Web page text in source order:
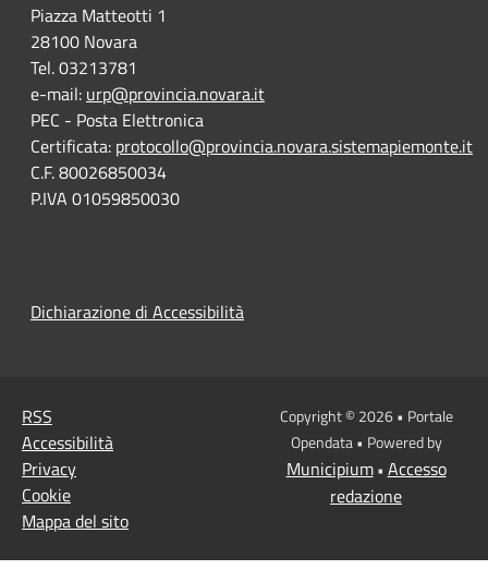
Piazza Matteotti 1
28100 Novara
Tel. 03213781
e-mail: urp@provincia.novara.it
PEC - Posta Elettronica
Certificata: protocollo@provincia.novara.sistemapiemonte.it
C.F. 80026850034
P.IVA 01059850030
Dichiarazione di Accessibilità
RSS
Accessibilità
Privacy
Cookie
Mappa del sito
Copyright © 2026 • Portale
Opendata • Powered by
Municipium• Accesso
redazione